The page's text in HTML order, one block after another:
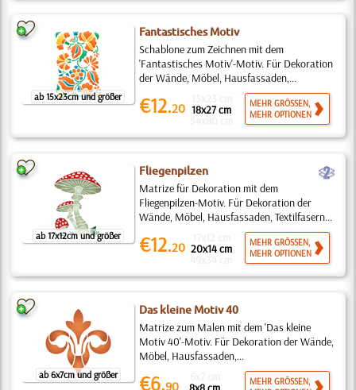
ab 15x23cm und größer
Fantastisches Motiv
Schablone zum Zeichnen mit dem
'Fantastisches Motiv'-Motiv. Für Dekoration
der Wände, Möbel, Hausfassaden,...
€12.20 18x27 cm
MEHR GRÖSSEN,
MEHR OPTIONEN
ab 17x12cm und größer
Fliegenpilzen b
Matrize für Dekoration mit dem
Fliegenpilzen-Motiv. Für Dekoration der
Wände, Möbel, Hausfassaden, Textilfasern...
€12.20 20x14 cm
MEHR GRÖSSEN,
MEHR OPTIONEN
ab 6x7cm und größer
Das kleine Motiv 40
Matrize zum Malen mit dem 'Das kleine
Motiv 40'-Motiv. Für Dekoration der Wände,
Möbel, Hausfassaden,...
€6.90
MEHR GRÖSSEN,